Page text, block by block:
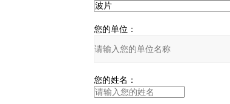
您的单位：
您的姓名：